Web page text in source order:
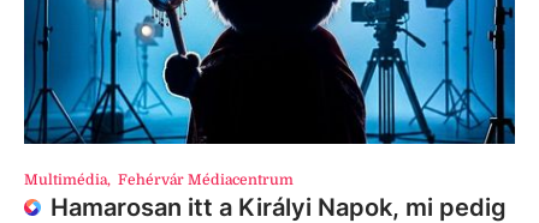
Multimédia, Fehérvár Médiacentrum
Hamarosan itt a Királyi Napok, mi pedig